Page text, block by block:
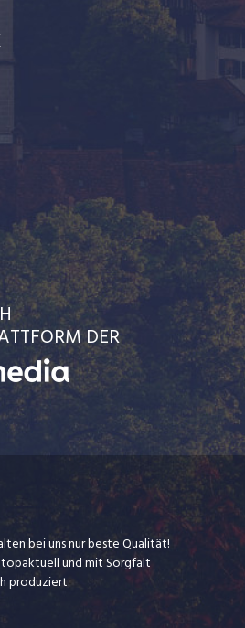
DER
bei uns nur beste Qualität!
und mit Sorgfalt
produziert.